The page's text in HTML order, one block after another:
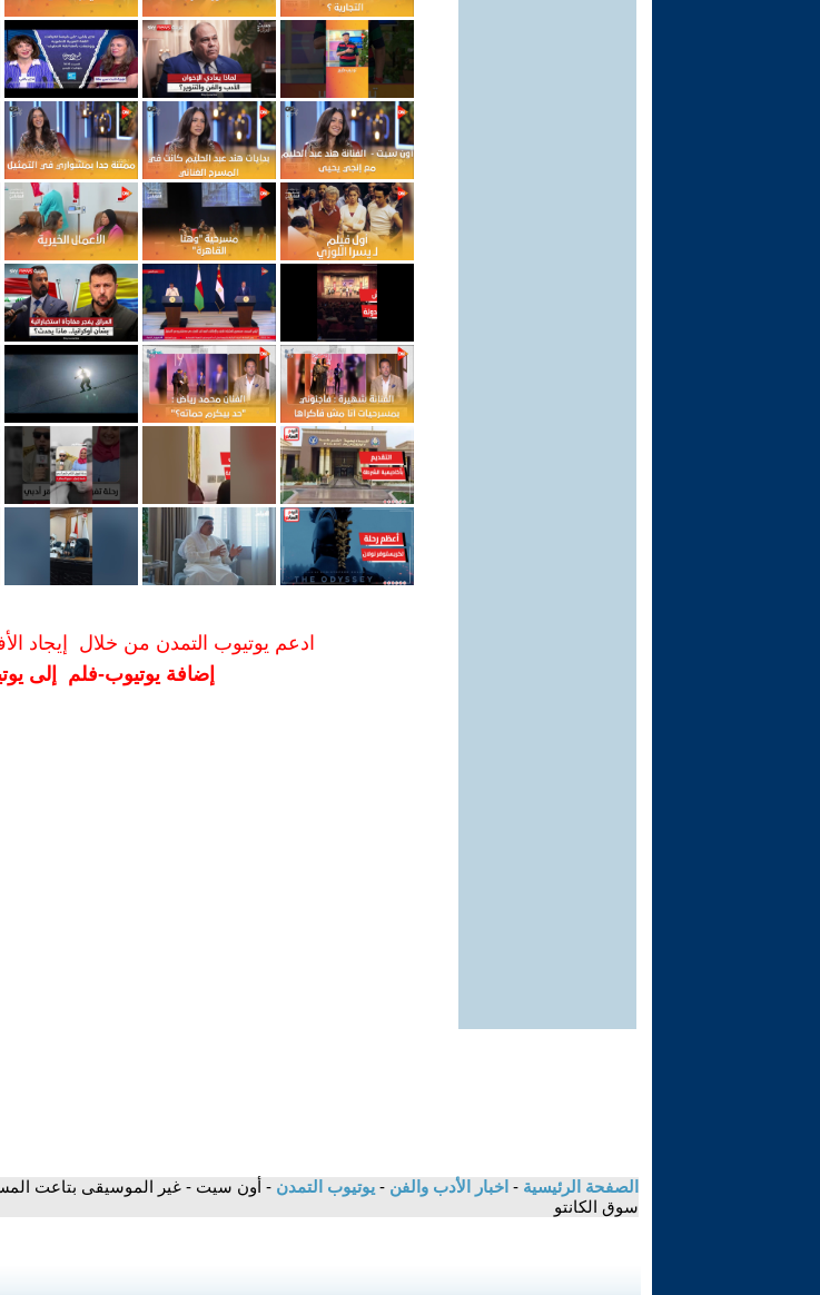
ادعم يوتيوب التمدن من خلال إيجاد
إضافة يوتيوب-فلم إلى
الصفحة الرئيسية - اخبار الأدب والفن - يوتيوب التمدن - أون سيت - غير الموسيقى بتاعت
سوق الكانتو